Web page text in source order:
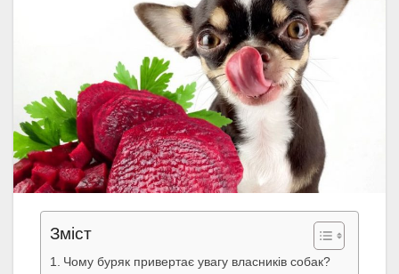
Зміст
Чому буряк привертає увагу власників собак?